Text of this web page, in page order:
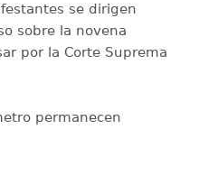
se dirigen
sobre la novena
por la Corte Suprema
permanecen